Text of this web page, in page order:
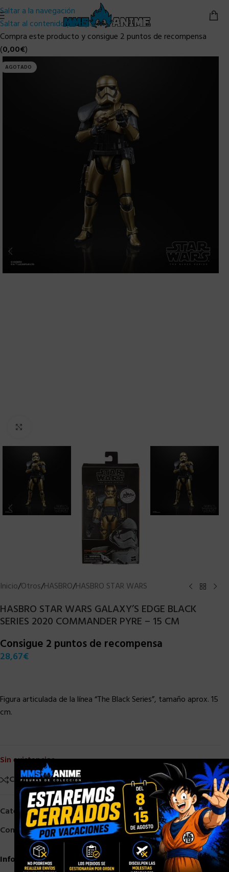
Saltar a la navegación
Saltar al contenido principal
Compra este producto y consigue 2 puntos de recompensa
(0,00€)
AGOTADO
Inicio/Otros/HASBRO/HASBRO STAR WARS
HASBRO STAR WARS GALAXY’S EDGE BLACK
SERIES 2020 COMMANDER PYRE – 15 CM
Consigue 2 puntos de recompensa
28,67€
Figura articulada de la línea “The Black Series”, tamaño aprox. 15
cm.
Sin existencias
Comparar
Añadir a la lista de deseos
Categorías:HASBRO,HASBRO STAR WARS
Compartir:
Información adicional
×